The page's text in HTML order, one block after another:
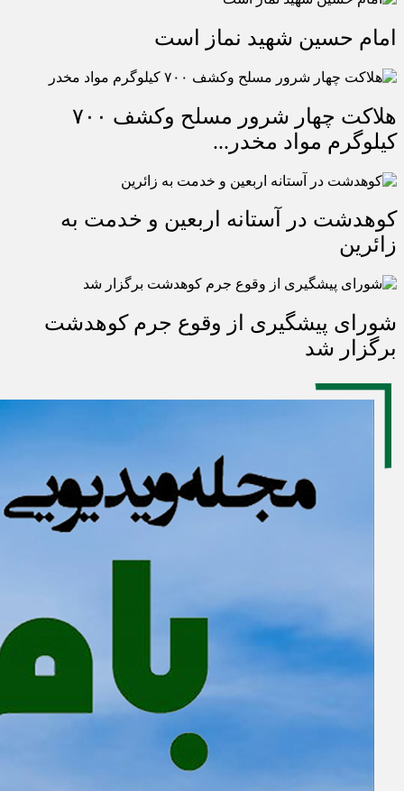
امام حسین شهید نماز است
هلاکت چهار شرور مسلح وکشف ۷۰۰
کیلوگرم مواد مخدر...
کوهدشت در آستانه اربعین و خدمت‌ به
زائرین
شورای پیشگیری از وقوع جرم کوهدشت
برگزار شد